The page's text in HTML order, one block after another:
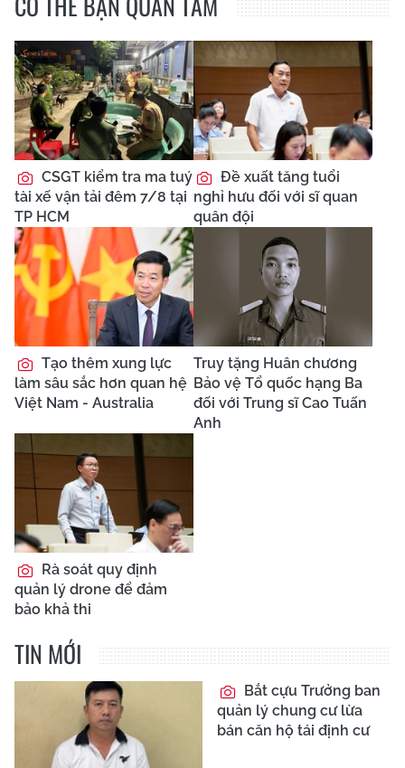
CSGT kiểm tra ma tuý
tài xế vận tải đêm 7/8 tại
TP HCM
Đề xuất tăng tuổi
nghỉ hưu đối với sĩ quan
quân đội
Tạo thêm xung lực
làm sâu sắc hơn quan hệ
Việt Nam - Australia
Truy tặng Huân chương
Bảo vệ Tổ quốc hạng Ba
đối với Trung sĩ Cao Tuấn
Anh
Rà soát quy định
quản lý drone để đảm
bảo khả thi
TIN MỚI
Bắt cựu Trưởng ban
quản lý chung cư lừa
bán căn hộ tái định cư